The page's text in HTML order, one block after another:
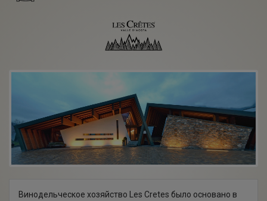
Винодельческое хозяйство Les Cretes было основано в